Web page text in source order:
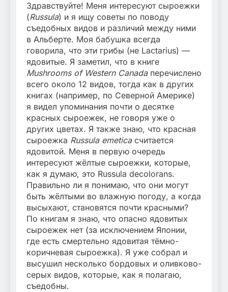
Здравствуйте! Меня интересуют сыроежки
(Russula) и я ищу советы по поводу
съедобных видов и различий между ними
в Альберте. Моя бабушка всегда
говорила, что эти грибы (не Lactarius) —
ядовитые. Я заметил, что в книге
Mushrooms of Western Canadaперечислено
всего около 12 видов, тогда как в других
книгах (например, по Северной Америке)
я видел упоминания почти о десятке
красных сыроежек, не говоря уже о
других цветах. Я также знаю, что красная
сыроежка Russula emeticaсчитается
ядовитой. Меня в первую очередь
интересуют жёлтые сыроежки, которые,
как я думаю, это Russula decolorans.
Правильно ли я понимаю, что они могут
быть жёлтыми во влажную погоду, а когда
высыхают, становятся почти красными?
По книгам я знаю, что опасно ядовитых
сыроежек нет (за исключением Японии,
где есть смертельно ядовитая тёмно-
коричневая сыроежка). Я уже собрал и
высушил несколько бордовых и оливково-
серых видов, которые, как я полагаю,
съедобны.